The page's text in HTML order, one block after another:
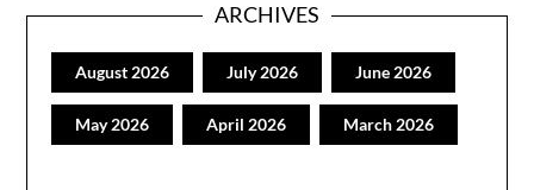
ARCHIVES
August 2026 July 2026 June 2026
May 2026 April 2026 March 2026